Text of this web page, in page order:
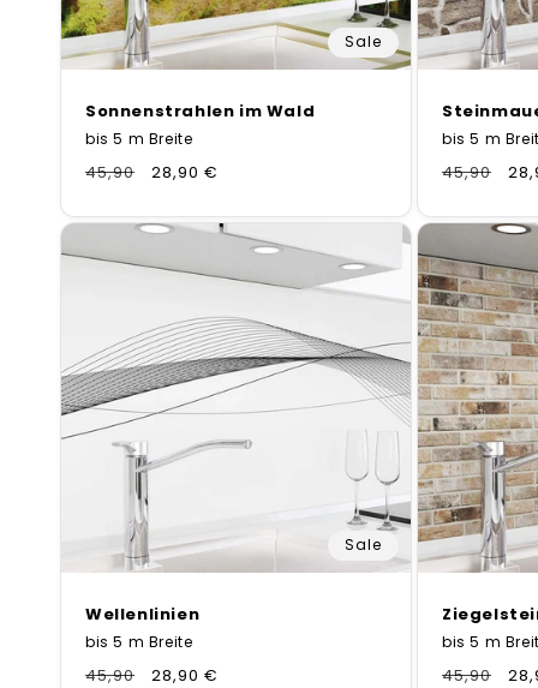
Sale
Sonnenstrahlen im Wald
bis 5 m Breite
Normaler
45,90 Verkaufspreis
28,90 €
bis 5 m
Normaler
45,90
Sale
Wellenlinien
bis 5 m Breite
Normaler
45,90 Verkaufspreis
28,90 €
bis 5 m
Normaler
45,90